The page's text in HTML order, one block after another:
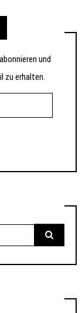
und
zu erhalten.